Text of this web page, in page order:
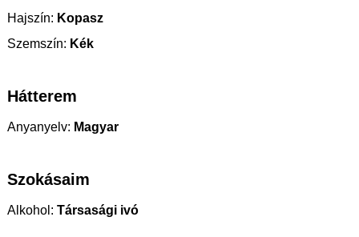
Hajszín: Kopasz
Szemszín: Kék
Hátterem
Anyanyelv: Magyar
Szokásaim
Alkohol: Társasági ivó